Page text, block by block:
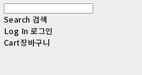
Search 검색
Log In 로그인
Cart장바구니